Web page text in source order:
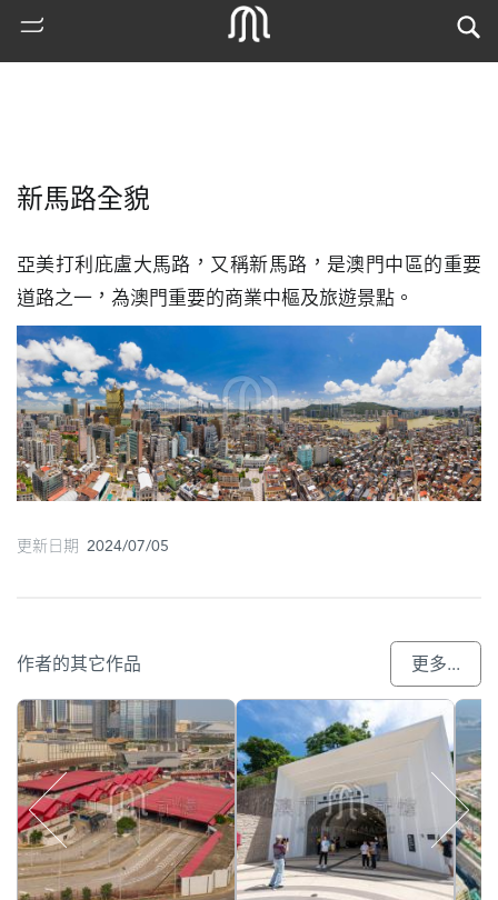
熱
門
搜
索
新馬路全貌
亞美打利庇盧大馬路，又稱新馬路，是澳門中區的重要
道路之一，為澳門重要的商業中樞及旅遊景點。
更新日期 2024/07/05
作者的其它作品 更多...